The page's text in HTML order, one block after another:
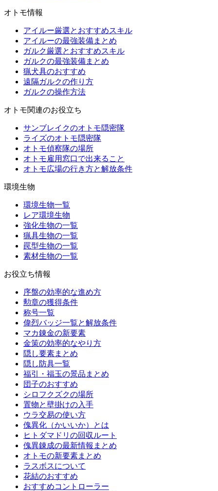
オトモ情報
アイルー厳選とおすすめスキル
アイルーの最強装備まとめ
ガルク厳選とおすすめスキル
ガルクの最強装備まとめ
猟犬具のおすすめ
遠隔ガルクの作り方
ガルクの操作方法
オトモ関連のお役立ち
サンブレイクのオトモ隠密隊
ライズのオトモ隠密隊
オトモ偵察隊の場所
オトモ雇用窓口で出来ること
オトモ広場の行き方と解放条件
環境生物
環境生物一覧
レア環境生物
強化生物の一覧
猟具生物の一覧
罠型生物の一覧
素材生物の一覧
お役立ち情報
序盤の効率的な進め方
勲章の獲得条件
称号一覧
偉烈バッジ一覧と解放条件
マカ錬金の新要素
金策の効率的なやり方
隠し要素まとめ
隠し防具一覧
福引・福玉の景品まとめ
団子のおすすめ
シロフクズクの場所
置物と壁掛けの入手
ウラ交易の使い方
傀異化（かいいか）とは
ヒトダマドリの回収ルート
傀異錬成の最新情報まとめ
オトモの新要素まとめ
ラスボスについて
花結のおすすめ
おすすめコントローラー